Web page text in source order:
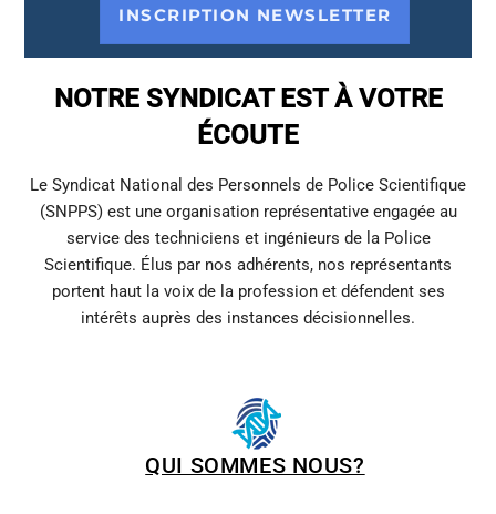
INSCRIPTION NEWSLETTER
NOTRE SYNDICAT EST À VOTRE
ÉCOUTE
Le Syndicat National des Personnels de Police Scientifique
(SNPPS) est une organisation représentative engagée au
service des techniciens et ingénieurs de la Police
Scientifique. Élus par nos adhérents, nos représentants
portent haut la voix de la profession et défendent ses
intérêts auprès des instances décisionnelles.
QUI SOMMES NOUS?